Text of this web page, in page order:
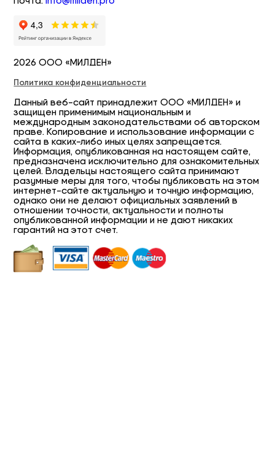
2026 ООО «МИЛДЕН»
Политика конфиденциальности
Данный веб-сайт принадлежит ООО «МИЛДЕН» и
защищен применимым национальным и
международным законодательствами об авторском
праве. Копирование и использование информации с
сайта в каких-либо иных целях запрещается.
Информация, опубликованная на настоящем сайте,
предназначена исключительно для ознакомительных
целей. Владельцы настоящего сайта принимают
разумные меры для того, чтобы публиковать на этом
интернет-сайте актуальную и точную информацию,
однако они не делают официальных заявлений в
отношении точности, актуальности и полноты
опубликованной информации и не дают никаких
гарантий на этот счет.